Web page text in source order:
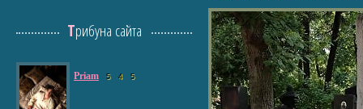
Трибуна сайта
Priam 5 4 5